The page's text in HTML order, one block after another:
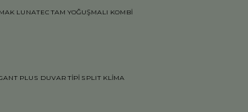
LUNATEC TAM YOĞUŞMALI KOMBİ
PLUS DUVAR TİPİ SPLIT KLİMA